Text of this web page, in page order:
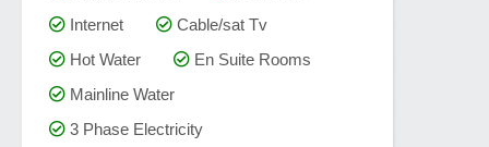
Internet
Cable/sat Tv
Hot Water
En Suite Rooms
Mainline Water
3 Phase Electricity